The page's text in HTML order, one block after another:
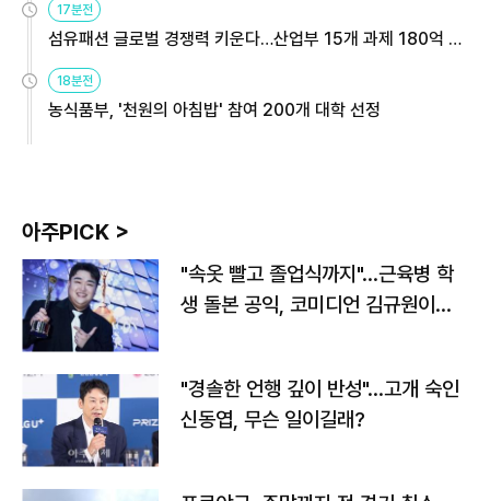
17분전
섬유패션 글로벌 경쟁력 키운다…산업부 15개 과제 180억 지
18분전
농식품부, '천원의 아침밥' 참여 200개 대학 선정
아주PICK >
"속옷 빨고 졸업식까지"…근육병 학
생 돌본 공익, 코미디언 김규원이었
"경솔한 언행 깊이 반성"…고개 숙인
신동엽, 무슨 일이길래?